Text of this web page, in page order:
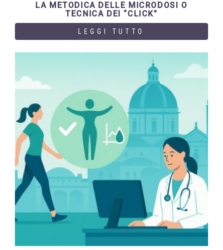
LA METODICA DELLE MICRODOSI O
TECNICA DEI “CLICK”
LEGGI TUTTO